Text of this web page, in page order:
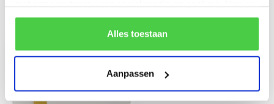
rekening mee dat als je bepaalde cookies blokkeert, het
de correcte werking van de website kan verstoren.
Alles toestaan
Aanpassen
Recent bekeken